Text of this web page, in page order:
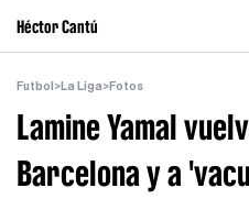
Héctor Cantú
Futbol >La Liga>Fotos
Lamine Yamal
Barcelona y a